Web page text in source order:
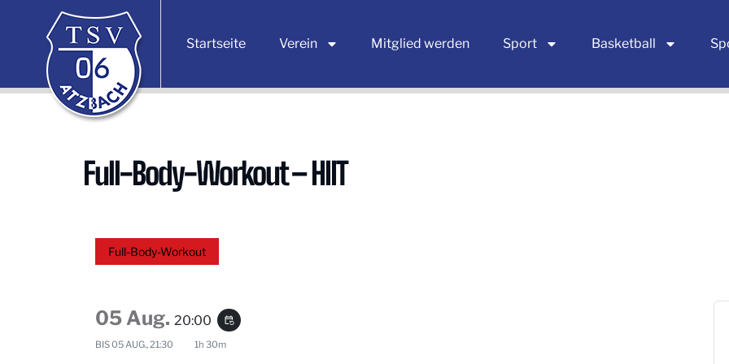
Startseite Verein Mitglied werden Sport Basketball
Full-Body-Workout – HIIT
Full-Body-Workout
05 Aug. 20:00 event_repeat
BIS05 AUG., 21:30 1h 30m